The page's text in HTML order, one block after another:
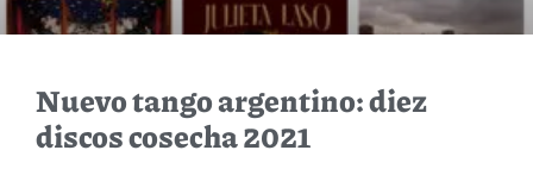
Nuevo tango argentino: diez
discos cosecha 2021